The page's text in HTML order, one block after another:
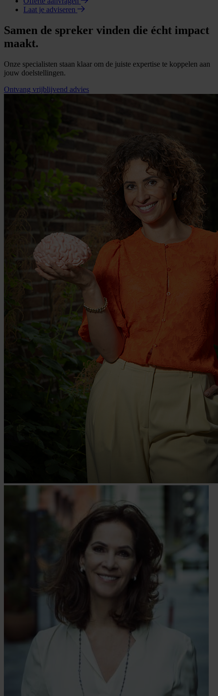
Laat je adviseren
Samen de spreker vinden die écht impact
maakt.
Onze specialisten staan klaar om de juiste expertise te koppelen aan
jouw doelstellingen.
Ontvang vrijblijvend advies